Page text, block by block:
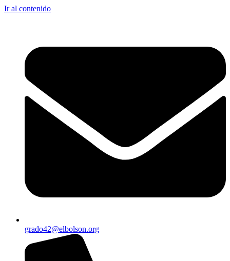
Ir al contenido
grado42@elbolson.org